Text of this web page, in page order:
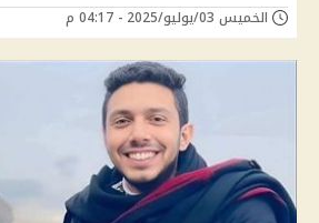
الخميس 03/يوليو/2025 - 04:17 م